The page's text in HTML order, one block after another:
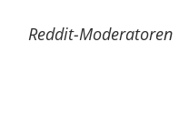
Reddit-Moderatoren